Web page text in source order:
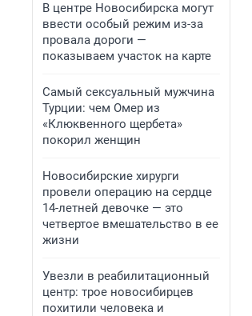
В центре Новосибирска могут
ввести особый режим из-за
провала дороги —
показываем участок на карте
Самый сексуальный мужчина
Турции: чем Омер из
«Клюквенного щербета»
покорил женщин
Новосибирские хирурги
провели операцию на сердце
14-летней девочке — это
четвертое вмешательство в ее
жизни
Увезли в реабилитационный
центр: трое новосибирцев
похитили человека и